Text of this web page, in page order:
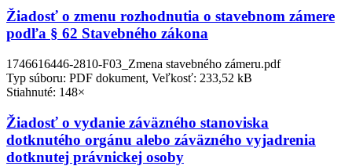
Žiadosť o zmenu rozhodnutia o stavebnom zámere
podľa § 62 Stavebného zákona
1746616446-2810-F03_Zmena stavebného zámeru.pdf
Typ súboru: PDF dokument, Veľkosť: 233,52 kB
Stiahnuté: 148×
Žiadosť o vydanie záväzného stanoviska
dotknutého orgánu alebo záväzného vyjadrenia
dotknutej právnickej osoby